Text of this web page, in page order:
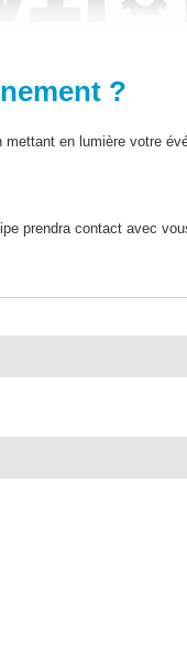
?
en lumière votre
prendra contact avec